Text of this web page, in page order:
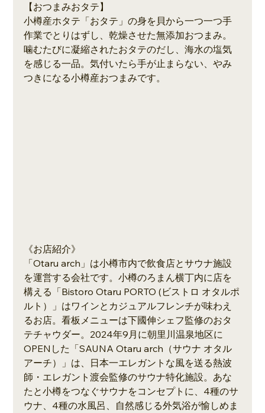
【おつまみおタテ】
小樽産ホタテ「おタテ」の身を貝から一つ一つ手
作業でとりはずし、乾燥させた無添加おつまみ。
噛むたびに凝縮されたおタテのだし、海水の塩気
を感じる一品。気付いたら手が止まらない、やみ
つきになる小樽産おつまみです。
《お店紹介》
「Otaru arch」は小樽市内で飲食店とサウナ施設
を運営する会社です。小樽のろまん横丁内に店を
構える「Bistoro Otaru PORTO (ビストロ オタルポ
ルト）」はワインとカジュアルフレンチが味わえ
るお店。看板メニューは下國伸シェフ監修のおタ
テチャウダー。2024年9月に朝里川温泉地区に
OPENした「SAUNA Otaru arch（サウナ オタル
アーチ）」は、日本一エレガントな風を送る熱波
師・エレガント渡会監修のサウナ特化施設。あな
たと小樽をつなぐサウナをコンセプトに、4種のサ
ウナ、4種の水風呂、自然感じる外気浴が愉しめま